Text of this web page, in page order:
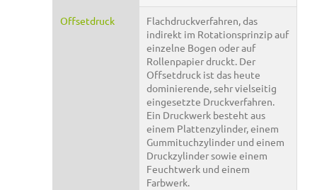
Offsetdruck
Flachdruckverfahren, das
indirekt im Rotationsprinzip auf
einzelne Bogen oder auf
Rollenpapier druckt. Der
Offsetdruck ist das heute
dominierende, sehr vielseitig
eingesetzte Druckverfahren.
Ein Druckwerk besteht aus
einem Plattenzylinder, einem
Gummituchzylinder und einem
Druckzylinder sowie einem
Feuchtwerk und einem
Farbwerk.